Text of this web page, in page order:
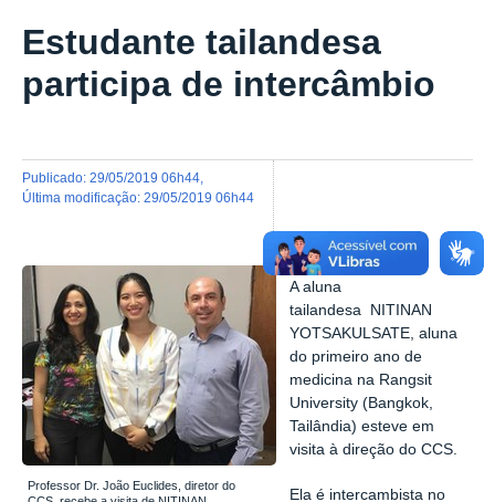
Estudante tailandesa
participa de intercâmbio
publicado: 29/05/2019 06h44
última modificação: 29/05/2019 06h44
Professor Dr. João Euclides, diretor do
A aluna
tailandesa NITINAN
YOTSAKULSATE, aluna
do primeiro ano de
medicina na Rangsit
University (Bangkok,
Tailândia) esteve em
visita à direção do CCS.
Ela é intercambista no